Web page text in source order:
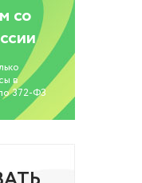
со
в
372-ФЗ